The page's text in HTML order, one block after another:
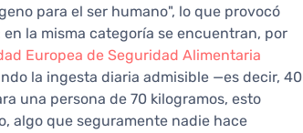
para el ser humano", lo que provocó
la misma categoría se encuentran, por
Europea de Seguridad Alimentaria
la ingesta diaria admisible —es decir, 40
una persona de 70 kilogramos, esto
algo que seguramente nadie hace